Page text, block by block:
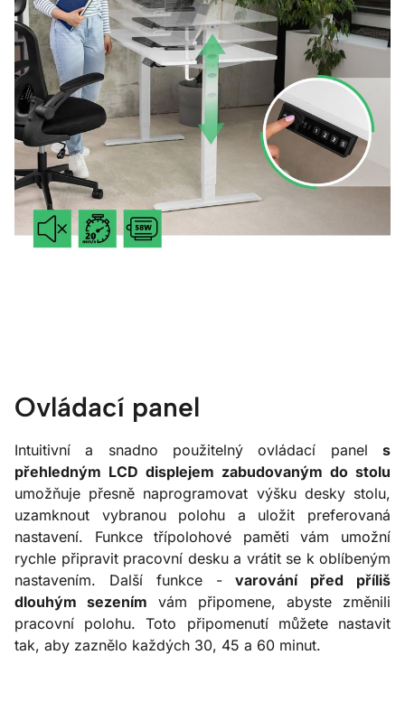
Ovládací panel
Intuitivní a snadno použitelný ovládací panel s
přehledným LCD displejem zabudovaným do stolu
umožňuje přesně naprogramovat výšku desky stolu,
uzamknout vybranou polohu a uložit preferovaná
nastavení. Funkce třípolohové paměti vám umožní
rychle připravit pracovní desku a vrátit se k oblíbeným
nastavením. Další funkce -varování před příliš
dlouhým sezením vám připomene, abyste změnili
pracovní polohu. Toto připomenutí můžete nastavit
tak, aby zaznělo každých 30, 45 a 60 minut.